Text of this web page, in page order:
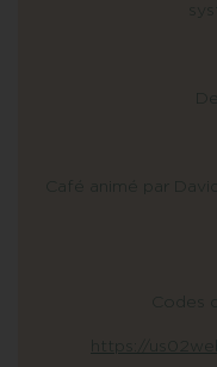
Café animé par
Codes
https://